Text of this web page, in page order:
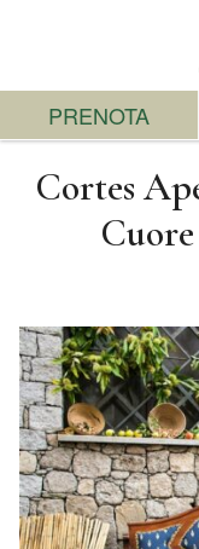
PRENOTA
Dal:
Verifica disponibilità
Richiedi preventivo
Cortes